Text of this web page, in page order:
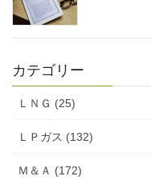
カテゴリー
ＬＮＧ (25)
ＬＰガス (132)
Ｍ＆Ａ (172)